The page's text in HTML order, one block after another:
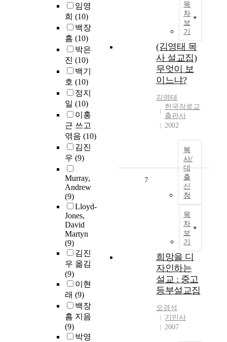
임영
희 (10)
백장
흠 (10)
박은
진 (10)
백기
호 (10)
정지
일 (10)
이홍
근 쓰고
엮음 (10)
김진
우 (9)
Murray,
Andrew
(9)
Lloyd-
Jones,
David
Martyn
(9)
김진
우 옮김
(9)
이현
래 (9)
백장
흠 지음
(9)
박영
목
차
보
기
(김영태 목
사 설교집)
무엇이 보
이느냐?
김영태
한국장로교
출판사
2002
복
사/
대
출
신
청
목
차
보
기
7
희망을 디
자인하는
설교 : 중고
등부설교집
오경석
기민사
2007